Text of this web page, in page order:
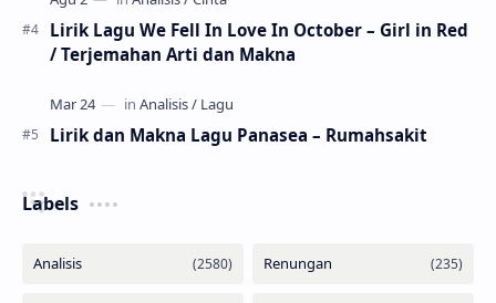
Lirik Lagu We Fell In Love In October – Girl in Red
/ Terjemahan Arti dan Makna
Lirik dan Makna Lagu Panasea – Rumahsakit
Labels